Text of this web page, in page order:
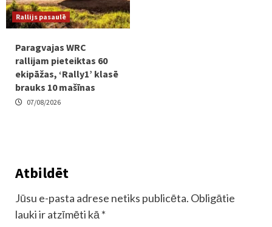
Rallijs pasaulē
Paragvajas WRC
rallijam pieteiktas 60
ekipāžas, ‘Rally1’ klasē
brauks 10 mašīnas
07/08/2026
Atbildēt
Jūsu e-pasta adrese netiks publicēta. Obligātie
lauki ir atzīmēti kā *